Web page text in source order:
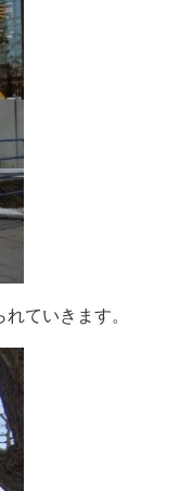
ていきます。